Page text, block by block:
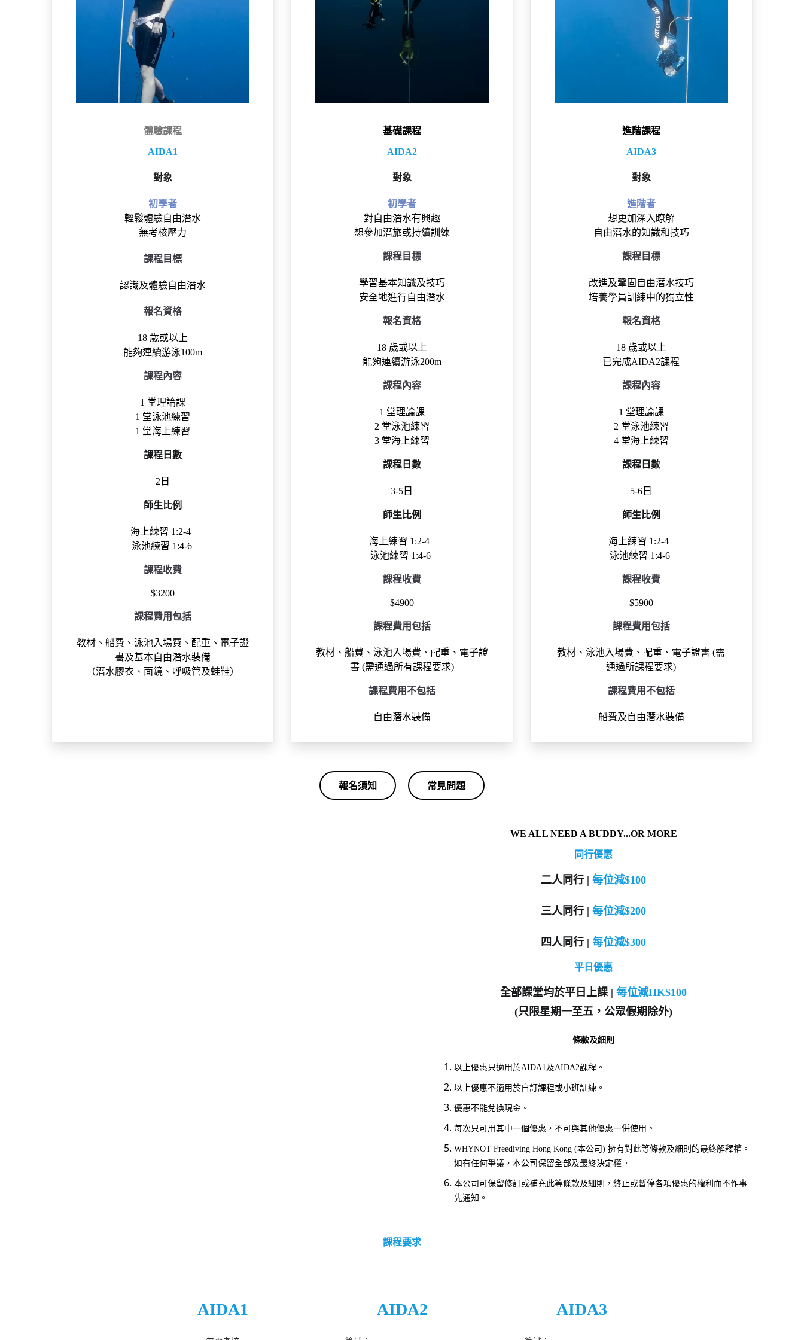
體驗課程
AIDA1
對象
初學者
輕鬆體驗自由潛水
無考核壓力
課程目標
認識及體驗自由潛水
報名資格
18 歲或以上
能夠連續游泳100m
課程內容
1 堂理論課
1 堂泳池練習
1 堂海上練習
課程日數
2日
師生比例
海上練習 1:2-4
泳池練習 1:4-6
課程收費
$3200
課程費用包括
教材、船費、泳池入場費、配重、電子證
書及基本自由潛水裝備
（潛水膠衣、面鏡、呼吸管及蛙鞋）
基礎課程
AIDA2
對象
初學者
對自由潛水有興趣
想參加潛旅或持續訓練
課程目標
學習基本知識及技巧
安全地進行自由潛水
報名資格
18 歲或以上
能夠連續游泳200m
課程內容
1 堂理論課
2 堂泳池練習
3 堂海上練習
課程日數
3-5日
師生比例
海上練習 1:2-4
泳池練習 1:4-6
課程收費
$4900
課程費用包括
教材、船費、泳池入場費、配重、電子證
書 (需通過所有課程要求)
課程費用不包括
自由潛水裝備
進階課程
AIDA3
對象
進階者
想更加深入瞭解
自由潛水的知識和技巧
課程目標
改進及鞏固自由潛水技巧
培養學員訓練中的獨立性
報名資格
18 歲或以上
已完成AIDA2課程
課程內容
1 堂理論課
2 堂泳池練習
4 堂海上練習
課程日數
5-6日
師生比例
海上練習 1:2-4
泳池練習 1:4-6
課程收費
$5900
課程費用包括
教材、泳池入場費、配重、電子證書 (需
通過所課程要求)
課程費用不包括
船費及自由潛水裝備
報名須知 常見問題
WE ALL NEED A BUDDY...OR MORE
同行優惠
二人同行 | 每位減$100
三人同行 | 每位減$200
四人同行 | 每位減$300
平日優惠
全部課堂均於平日上課 | 每位減HK$100
(只限星期一至五，公眾假期除外)
條款及細則
以上優惠只適用於AIDA1及AIDA2課程。
以上優惠不適用於自訂課程或小班訓練。
優惠不能兌換現金。
每次只可用其中一個優惠，不可與其他優惠一併使用。
WHYNOT Freediving Hong Kong (本公司) 擁有對此等條款及細則的最終解釋權。
如有任何爭議，本公司保留全部及最終決定權。
本公司可保留修訂或補充此等條款及細則，終止或暫停各項優惠的權利而不作事
先通知。
課程要求
AIDA1 AIDA2 AIDA3